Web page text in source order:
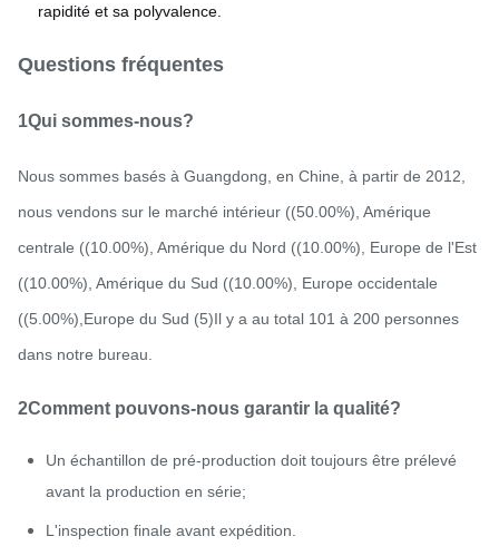
rapidité et sa polyvalence.
Questions fréquentes
1Qui sommes-nous?
Nous sommes basés à Guangdong, en Chine, à partir de 2012,
nous vendons sur le marché intérieur ((50.00%), Amérique
centrale ((10.00%), Amérique du Nord ((10.00%), Europe de l'Est
((10.00%), Amérique du Sud ((10.00%), Europe occidentale
((5.00%),Europe du Sud (5)Il y a au total 101 à 200 personnes
dans notre bureau.
2Comment pouvons-nous garantir la qualité?
Un échantillon de pré-production doit toujours être prélevé
avant la production en série;
L'inspection finale avant expédition.